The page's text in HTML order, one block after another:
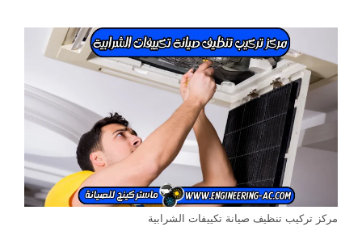
مركز تركيب تنظيف صيانة تكييفات الشرابية